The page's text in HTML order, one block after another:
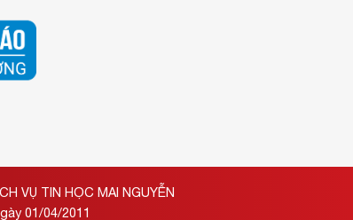
VỤ TIN HỌC MAI NGUYỄN
01/04/2011